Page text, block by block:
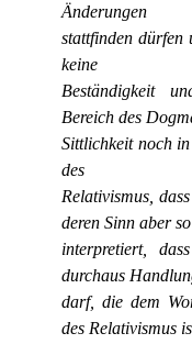
Änderungen
stattfinden dürfen
keine
Beständigkeit
Bereich des
Sittlichkeit noch
des
Relativismus,
deren Sinn aber so
interpretiert,
durchaus
darf, die dem
des Relativismus